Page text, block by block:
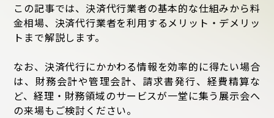
この記事では、決済代行業者の基本的な仕組みから料
金相場、決済代行業者を利用するメリット・デメリッ
トまで解説します。
なお、決済代行にかかわる情報を効率的に得たい場合
は、財務会計や管理会計、請求書発行、経費精算な
ど、経理・財務領域のサービスが一堂に集う展示会へ
の来場もご検討ください。